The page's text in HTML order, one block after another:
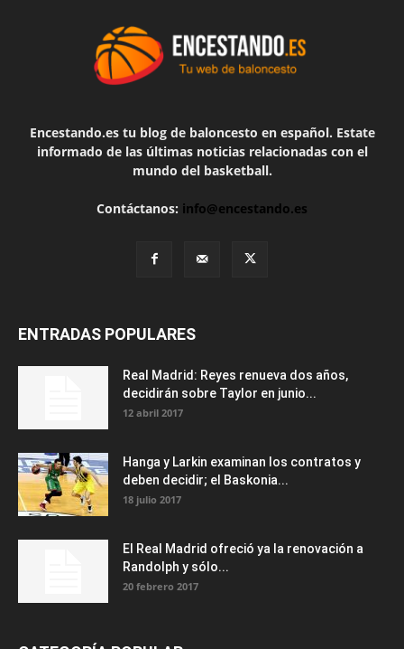
Encestando.es tu blog de baloncesto en español. Estate
informado de las últimas noticias relacionadas con el
mundo del basketball.
Contáctanos: info@encestando.es
ENTRADAS POPULARES
Real Madrid: Reyes renueva dos años,
decidirán sobre Taylor en junio...
12 abril 2017
Hanga y Larkin examinan los contratos y
deben decidir; el Baskonia...
18 julio 2017
El Real Madrid ofreció ya la renovación a
Randolph y sólo...
20 febrero 2017